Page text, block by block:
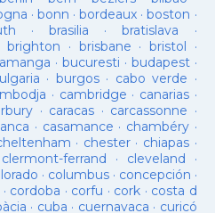
·bonn ·bordeaux ·boston ·
·brasilia ·bratislava ·
brighton · brisbane · bristol ·
· bucuresti · budapest·
· burgos· cabo verde ·
· cambridge · canarias·
· caracas · carcassonne ·
· casamance · chambéry·
· chester· chiapas ·
clermont-ferrand · cleveland ·
· columbus· concepción ·
· cordoba · corfu · cork · costa d
· cuba · cuernavaca · curicó